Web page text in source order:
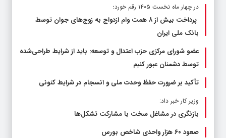
در چهار ماه نخست ۱۴۰۵ رقم خورد؛
پرداخت بیش از ۸ همت وام ازدواج به زوج‌های جوان توسط
بانک ملی ایران
عضو شورای مرکزی حزب اعتدال و توسعه: باید از شرایط طراحی‌شده
توسط دشمنان عبور کنیم
تأکید بر ضرورت حفظ وحدت ملی و انسجام در شرایط کنونی
وزیر کار خبر داد:
بازنگری در مشاغل سخت با مشارکت تشکل‌ها
صعود ۶۰ هزار واحدی شاخص بورس